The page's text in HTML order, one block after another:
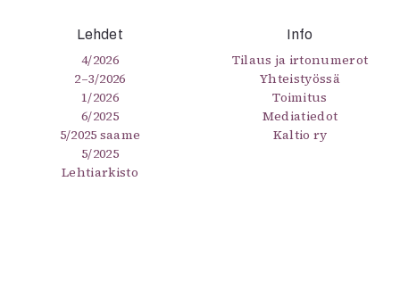
Lehdet
4/2026
2–3/2026
1/2026
6/2025
5/2025 saame
5/2025
Lehtiarkisto
Info
Tilaus ja irtonumerot
Yhteistyössä
Toimitus
Mediatiedot
Kaltio ry